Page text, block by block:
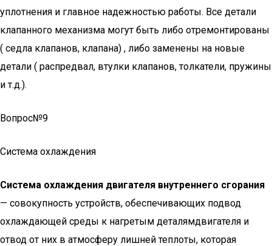
уплотнения и главное надежностью работы. Все детали
клапанного механизма могут быть либо отремонтированы
( седла клапанов, клапана) , либо заменены на новые
детали ( распредвал, втулки клапанов, толкатели, пружины
и т.д.).
Вопрос№9
Система охлаждения
Система охлаждения двигателя внутреннего сгорания
— совокупность устройств, обеспечивающих подвод
охлаждающей среды к нагретым деталямдвигателя и
отвод от них в атмосферу лишней теплоты, которая